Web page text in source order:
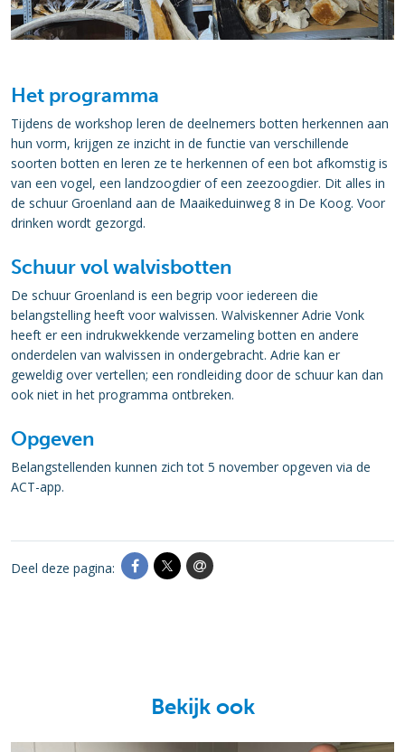
Het programma
Tijdens de workshop leren de deelnemers botten herkennen aan
hun vorm, krijgen ze inzicht in de functie van verschillende
soorten botten en leren ze te herkennen of een bot afkomstig is
van een vogel, een landzoogdier of een zeezoogdier. Dit alles in
de schuur Groenland aan de Maaikeduinweg 8 in De Koog. Voor
drinken wordt gezorgd.
Schuur vol walvisbotten
De schuur Groenland is een begrip voor iedereen die
belangstelling heeft voor walvissen. Walviskenner Adrie Vonk
heeft er een indrukwekkende verzameling botten en andere
onderdelen van walvissen in ondergebracht. Adrie kan er
geweldig over vertellen; een rondleiding door de schuur kan dan
ook niet in het programma ontbreken.
Opgeven
Belangstellenden kunnen zich tot 5 november opgeven via de
ACT-app.
Deel deze pagina:
Bekijk ook